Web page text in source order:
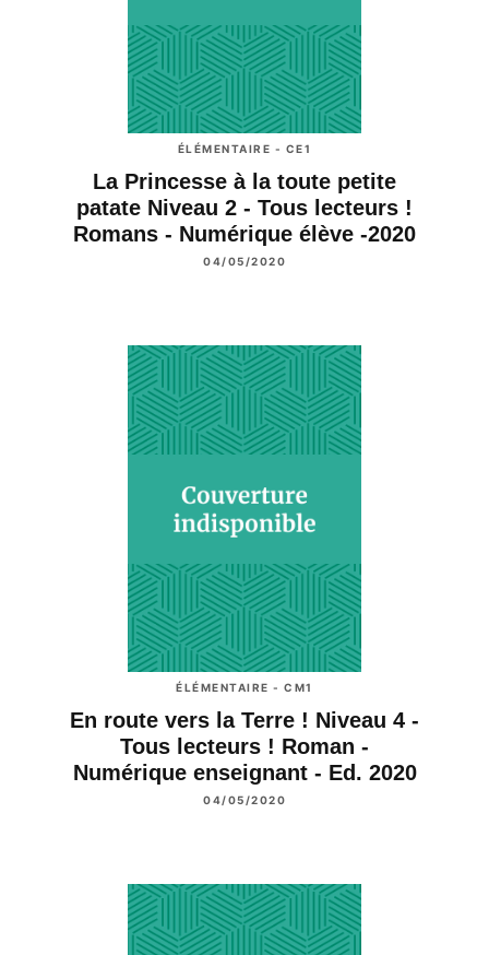
ÉLÉMENTAIRE - CE1
La Princesse à la toute petite
patate Niveau 2 - Tous lecteurs !
Romans - Numérique élève -2020
04/05/2020
ÉLÉMENTAIRE - CM1
En route vers la Terre ! Niveau 4 -
Tous lecteurs ! Roman -
Numérique enseignant - Ed. 2020
04/05/2020